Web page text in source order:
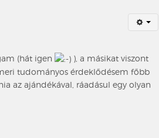
(hát igen
), a másikat viszont
tudományos érdeklődésem főbb
az ajándékával, ráadásul egy olyan